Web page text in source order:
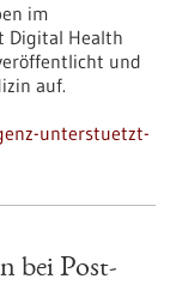
im
Digital Health
und
auf.
unterstuetzt-
bei Post-